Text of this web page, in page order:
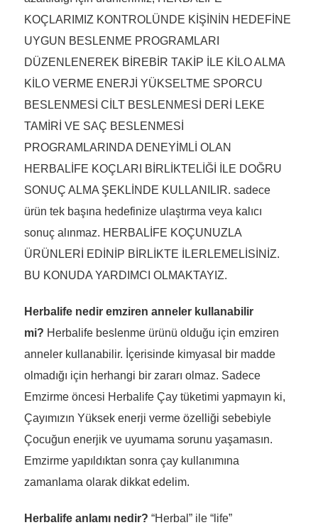
KOÇLARIMIZ KONTROLÜNDE KİŞİNİN HEDEFİNE
UYGUN BESLENME PROGRAMLARI
DÜZENLENEREK BİREBİR TAKİP İLE KİLO ALMA
KİLO VERME ENERJİ YÜKSELTME SPORCU
BESLENMESİ CİLT BESLENMESİ DERİ LEKE
TAMİRİ VE SAÇ BESLENMESİ
PROGRAMLARINDA DENEYİMLİ OLAN
HERBALİFE KOÇLARI BİRLİKTELİĞİ İLE DOĞRU
SONUÇ ALMA ŞEKLİNDE KULLANILIR. sadece
ürün tek başına hedefinize ulaştırma veya kalıcı
sonuç alınmaz. HERBALİFE KOÇUNUZLA
ÜRÜNLERİ EDİNİP BİRLİKTE İLERLEMELİSİNİZ.
BU KONUDA YARDIMCI OLMAKTAYIZ.
Herbalife nedir emziren anneler kullanabilir
mi? Herbalife beslenme ürünü olduğu için emziren
anneler kullanabilir. İçerisinde kimyasal bir madde
olmadığı için herhangi bir zararı olmaz. Sadece
Emzirme öncesi Herbalife Çay tüketimi yapmayın ki,
Çayımızın Yüksek enerji verme özelliği sebebiyle
Çocuğun enerjik ve uyumama sorunu yaşamasın.
Emzirme yapıldıktan sonra çay kullanımına
zamanlama olarak dikkat edelim.
Herbalife anlamı nedir? “Herbal” ile “life”